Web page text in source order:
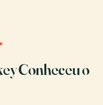
Conheceu o